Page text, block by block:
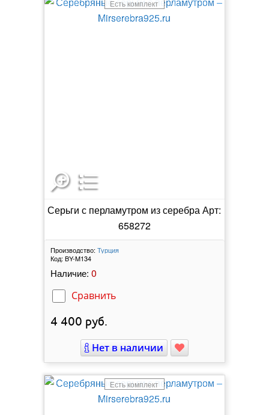
Есть комплект
Серьги с перламутром из серебра Арт:
658272
Производство: Турция
Код: BY-M134
Наличие: 0
Сравнить
4 400 руб.
Нет в наличии
Есть комплект